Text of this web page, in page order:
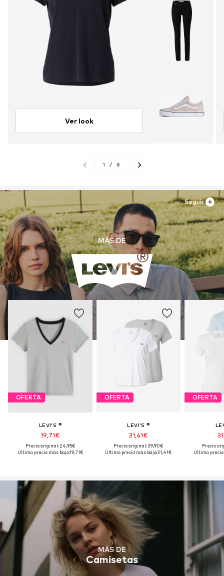
Ver look
1 / 8
MÁS DE
OFERTA
LEVI'S ®
19,71€
Precio original: 24,95€
Último precio más bajo:19,71€
OFERTA
LEVI'S ®
31,41€
Precio original: 39,90€
Último precio más bajo:31,41€
OFERTA
Precio
Último precio
Seguir
MÁS DE
Camisetas